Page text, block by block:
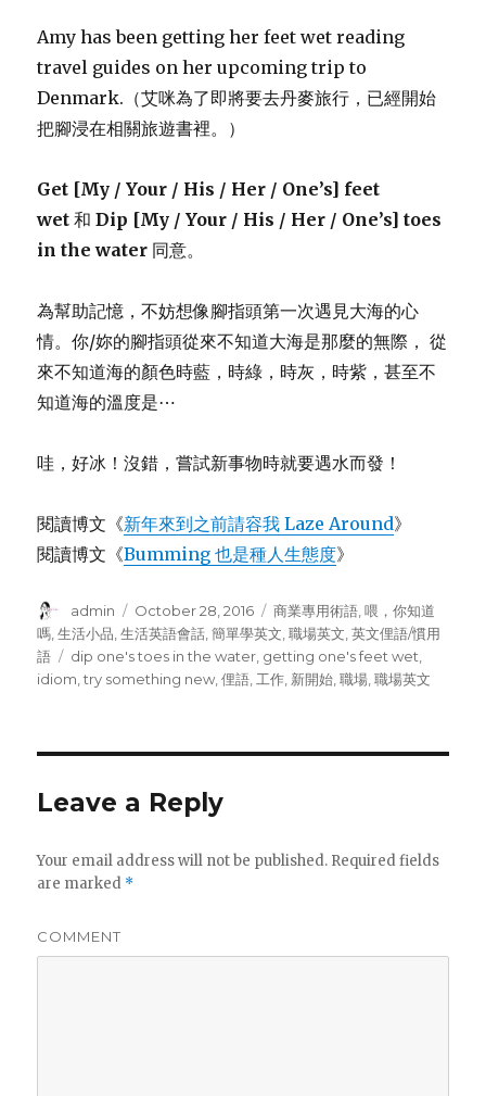
Amy has been getting her feet wet reading
travel guides on her upcoming trip to
Denmark.（艾咪為了即將要去丹麥旅行，已經開始
把腳浸在相關旅遊書裡。）
Get [My / Your / His / Her / One’s] feet
wet 和Dip [My / Your / His / Her / One’s] toes
in the water 同意。
為幫助記憶，不妨想像腳指頭第一次遇見大海的心
情。你/妳的腳指頭從來不知道大海是那麼的無際， 從
來不知道海的顏色時藍，時綠，時灰，時紫，甚至不
知道海的溫度是⋯
哇，好冰！沒錯，嘗試新事物時就要遇水而發！
閱讀博文《新年來到之前請容我 Laze Around》
閱讀博文《Bumming 也是種人生態度》
Author
admin
Posted
on
October 28, 2016 Categories
商業專用術語,喂，你知道
嗎,生活小品,生活英語會話,簡單學英文,職場英文,英文俚語/慣用
語
Tags
dip one's toes in the water, getting one's feet wet,
idiom,try something new,俚語,工作, 新開始,職場,職場英文
Leave a Reply
Your email address will not be published. Required fields
are marked *
COMMENT